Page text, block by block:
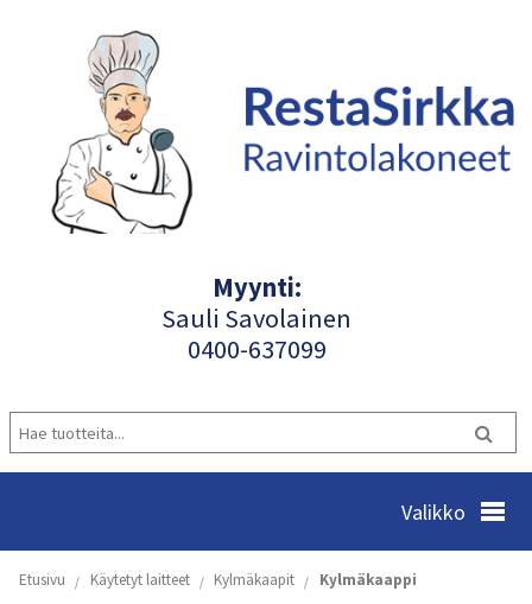
Myynti:
Sauli Savolainen
0400-637099
Valikko
Etusivu
Etusivu Käytetyt laitteet Kylmäkaapit Kylmäkaappi